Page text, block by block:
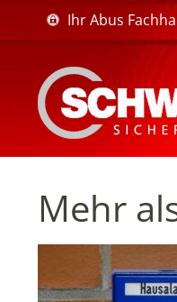
Ihr Abus
Mehr